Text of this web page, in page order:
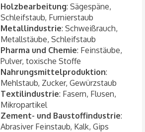
Holzbearbeitung: Sägespäne,
Schleifstaub, Furnierstaub
Metallindustrie: Schweißrauch,
Metallstäube, Schleifstaub
Pharma und Chemie: Feinstäube,
Pulver, toxische Stoffe
Nahrungsmittelproduktion:
Mehlstaub, Zucker, Gewürzstaub
Textilindustrie: Fasern, Flusen,
Mikropartikel
Zement- und Baustoffindustrie:
Abrasiver Feinstaub, Kalk, Gips